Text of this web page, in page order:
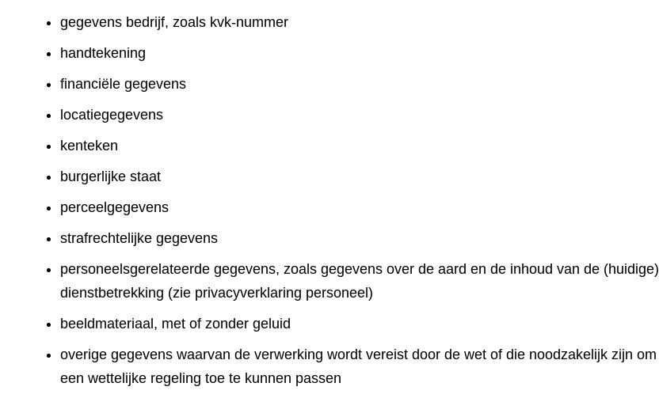
gegevens bedrijf, zoals kvk-nummer
handtekening
financiële gegevens
locatiegegevens
kenteken
burgerlijke staat
perceelgegevens
strafrechtelijke gegevens
personeelsgerelateerde gegevens, zoals gegevens over de aard en de inhoud van de (huidige)
dienstbetrekking (zie privacyverklaring personeel)
beeldmateriaal, met of zonder geluid
overige gegevens waarvan de verwerking wordt vereist door de wet of die noodzakelijk zijn om
een wettelijke regeling toe te kunnen passen